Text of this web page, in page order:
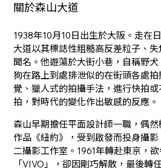
關於森山大道
1938年10月10日出生於大阪。走在
大道以其標誌性粗糙高反差粒子、
聞名。他遊蕩於大街小巷，自稱野犬
狗在路上到處排泄似的在街頭各處拍
覺、獵人式的拍攝手法，進行快拍
拍，對時代的變化作出敏感的反應。
森山早期擔任平面設計師一職，偶
作品《紐約》，受到啟發而投身攝
二攝影工作室。1961年轉赴東京，
「VIVO」，卻因剛巧解散，最後轉